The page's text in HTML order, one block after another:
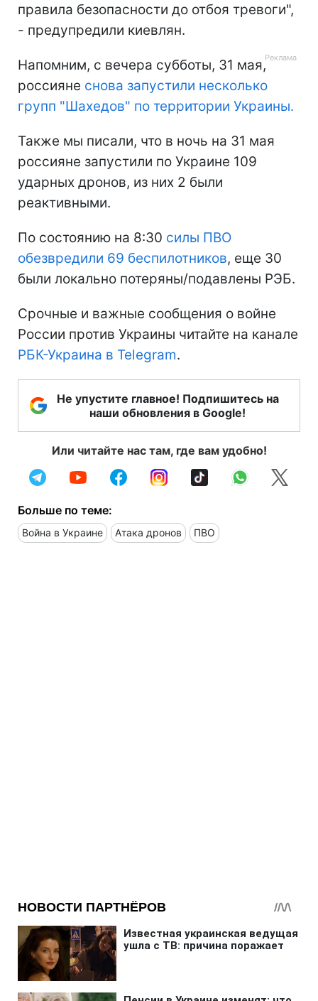
правила безопасности до отбоя тревоги",
- предупредили киевлян.
Напомним, с вечера субботы, 31 мая,
россияне снова запустили несколько
групп "Шахедов" по территории Украины.
Также мы писали, что в ночь на 31 мая
россияне запустили по Украине 109
ударных дронов, из них 2 были
реактивными.
По состоянию на 8:30 силы ПВО
обезвредили 69 беспилотников, еще 30
были локально потеряны/подавлены РЭБ.
Срочные и важные сообщения о войне
России против Украины читайте на канале
РБК-Украина в Telegram.
Не упустите главное! Подпишитесь на
наши обновления в Google!
Или читайте нас там, где вам удобно!
Больше по теме:
Война в Украине Атака дронов ПВО